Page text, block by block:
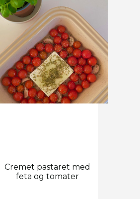
Cremet pastaret med
feta og tomater